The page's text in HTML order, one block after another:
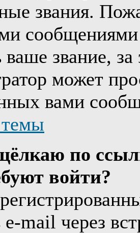
звания.
сообщениями
звание, за
может
вами
по
войти?
e-mail через